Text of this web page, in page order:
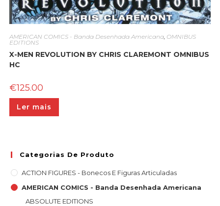
AMERICAN COMICS - Banda Desenhada Americana, OMNIBUS
EDITIONS
X-MEN REVOLUTION BY CHRIS CLAREMONT OMNIBUS
HC
€125.00
Ler mais
Categorias De Produto
ACTION FIGURES - Bonecos E Figuras Articuladas
AMERICAN COMICS - Banda Desenhada Americana
ABSOLUTE EDITIONS